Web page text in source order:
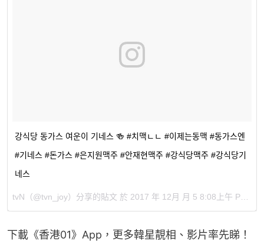
강식당 동가스 여운이 기네스 🍻 #치맥ㄴㄴ #이제는동맥 #동가스엔
#기네스 #돈가스 #은지원맥주 #안재현맥주 #강식당맥주 #강식당기
네스
tvN（@tvn_joy）分享的貼文 於 2017 年 12月 月 5 8:08上午 PST
下載《香港01》App，更多韓星靚相、影片率先睇！